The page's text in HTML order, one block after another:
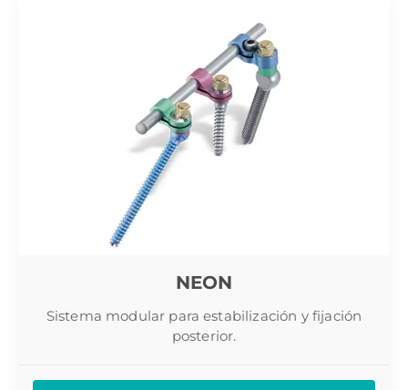
NEON
Sistema modular para estabilización y fijación
posterior.